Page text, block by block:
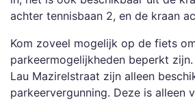
achter tennisbaan 2, en de kraan
Kom zoveel mogelijk op de fiets
parkeermogelijkheden beperkt
Lau Mazirelstraat zijn alleen
parkeervergunning. Deze is alleen